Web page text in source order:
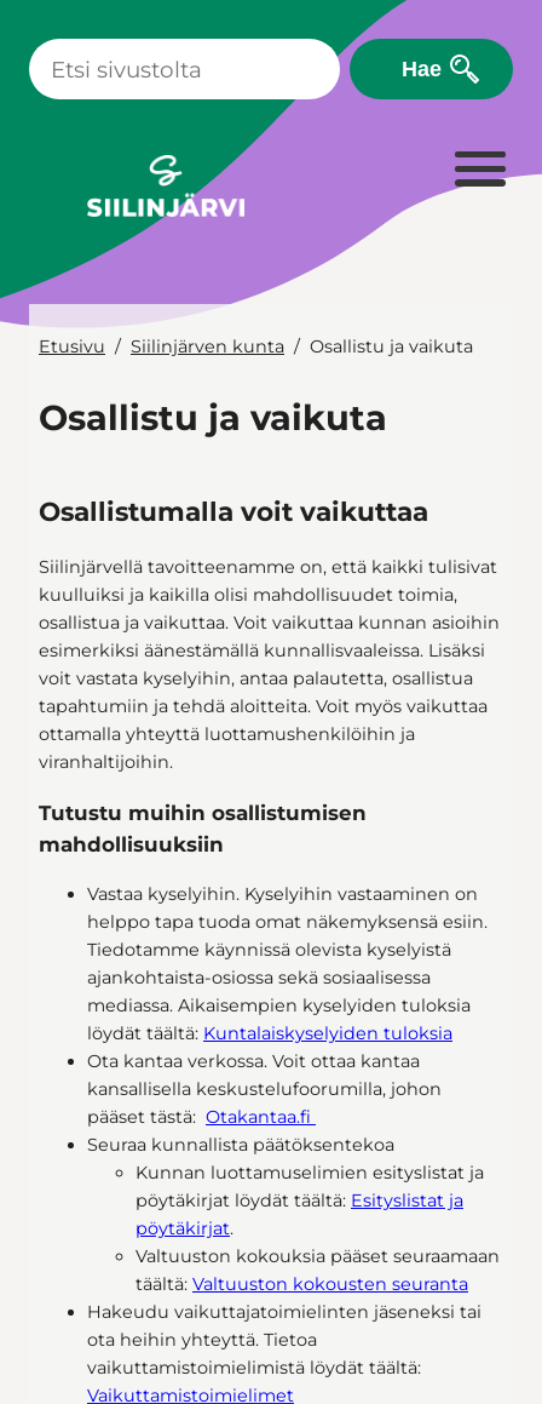
sisältöön
Hae
Etusivu Siilinjärven kunta Osallistu ja vaikuta
Osallistu ja vaikuta
Osallistumalla voit vaikuttaa
Siilinjärvellä tavoitteenamme on, että kaikki tulisivat
kuulluiksi ja kaikilla olisi mahdollisuudet toimia,
osallistua ja vaikuttaa. Voit vaikuttaa kunnan asioihin
esimerkiksi äänestämällä kunnallisvaaleissa. Lisäksi
voit vastata kyselyihin, antaa palautetta, osallistua
tapahtumiin ja tehdä aloitteita. Voit myös vaikuttaa
ottamalla yhteyttä luottamushenkilöihin ja
viranhaltijoihin.
Tutustu muihin osallistumisen
mahdollisuuksiin
Vastaa kyselyihin. Kyselyihin vastaaminen on
helppo tapa tuoda omat näkemyksensä esiin.
Tiedotamme käynnissä olevista kyselyistä
ajankohtaista-osiossa sekä sosiaalisessa
mediassa. Aikaisempien kyselyiden tuloksia
löydät täältä: Kuntalaiskyselyiden tuloksia
Ota kantaa verkossa. Voit ottaa kantaa
kansallisella keskustelufoorumilla, johon
pääset tästä: Otakantaa.fi
Seuraa kunnallista päätöksentekoa
Kunnan luottamuselimien esityslistat ja
pöytäkirjat löydät täältä: Esityslistat ja
pöytäkirjat.
Valtuuston kokouksia pääset seuraamaan
täältä: Valtuuston kokousten seuranta
Hakeudu vaikuttajatoimielinten jäseneksi tai
ota heihin yhteyttä. Tietoa
vaikuttamistoimielimistä löydät täältä:
Vaikuttamistoimielimet